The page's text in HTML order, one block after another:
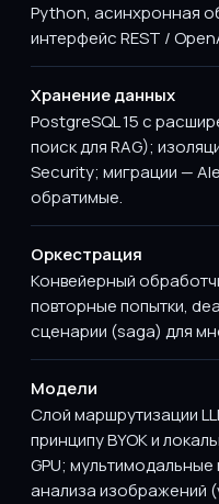
Python, асинхронная
интерфейс REST /
Хранение данных
PostgreSQL 15 с
поиск для RAG);
Security; миграции —
обратимые.
Оркестрация
Конвейерный
повторные попытки,
сценарии (saga) для
Модели
Слой маршрутизации
принципу BYOK и
GPU;
анализа изображений